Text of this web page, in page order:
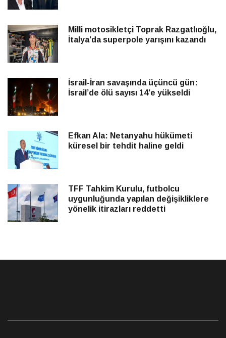
Milli motosikletçi Toprak Razgatlıoğlu,
İtalya’da superpole yarışını kazandı
İsrail-İran savaşında üçüncü gün:
İsrail’de ölü sayısı 14’e yükseldi
Efkan Ala: Netanyahu hükümeti
küresel bir tehdit haline geldi
TFF Tahkim Kurulu, futbolcu
uygunluğunda yapılan değişikliklere
yönelik itirazları reddetti